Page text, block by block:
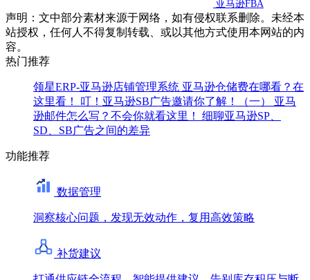
亚马逊FBA
声明：文中部分素材来源于网络，如有侵权联系删除。未经本
站授权，任何人不得复制转载、或以其他方式使用本网站的内
容。
热门推荐
领星ERP-亚马逊店铺管理系统 亚马逊仓储费在哪看？在
这里看！ 叮！亚马逊SB广告邀请你了解！（一） 亚马
逊邮件怎么写？不会你就看这里！ 细聊亚马逊SP、
SD、SB广告之间的差异
功能推荐
数据管理
洞察核心问题，发现无效动作，复用高效策略
补货建议